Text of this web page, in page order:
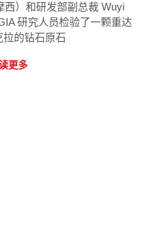
西）和研发部副总裁 Wuyi
研究人员检验了一颗重达
拉的钻石原石
更多